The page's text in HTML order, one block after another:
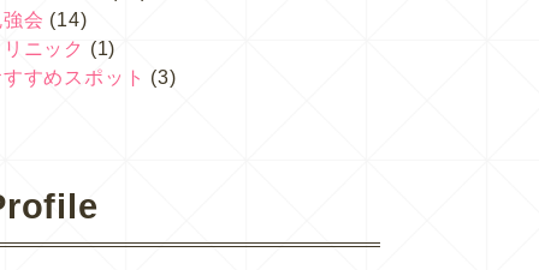
会 (14)
ニック (1)
すめスポット (3)